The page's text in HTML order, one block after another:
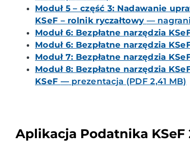
Moduł 5 – część 3: Nadawanie
KSeF – rolnik ryczałtowy —
Moduł 6: Bezpłatne narzędzia
Moduł 6: Bezpłatne narzędzia
Moduł 7: Bezpłatne narzędzia
Moduł 8: Bezpłatne narzędzia
KSeF —prezentacja (PDF 2,41 MB)
Aplikacja Podatnika KSeF